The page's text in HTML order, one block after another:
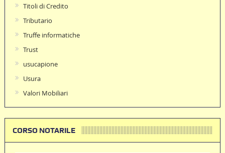
Titoli di Credito
Tributario
Truffe informatiche
Trust
usucapione
Usura
Valori Mobiliari
CORSO NOTARILE